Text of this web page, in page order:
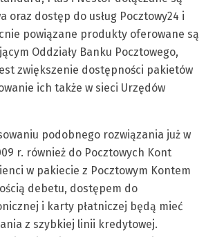
oraz dostęp do usług Pocztowy24 i
powiązane produkty oferowane są
Oddziały Banku Pocztowego,
zwiększenie dostępności pakietów
ich także w sieci Urzędów
podobnego rozwiązania już w
r. również do Pocztowych Kont
w pakiecie z Pocztowym Kontem
debetu, dostępem do
i karty płatniczej będą mieć
z szybkiej linii kredytowej.